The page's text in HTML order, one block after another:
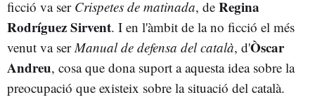
ficció va ser Crispetes de matinada, de Regina
Rodríguez Sirvent. I en l'àmbit de la no ficció el més
venut va serManual de defensa del català, d'Òscar
Andreu, cosa que dona suport a aquesta idea sobre la
preocupació que existeix sobre la situació del català.